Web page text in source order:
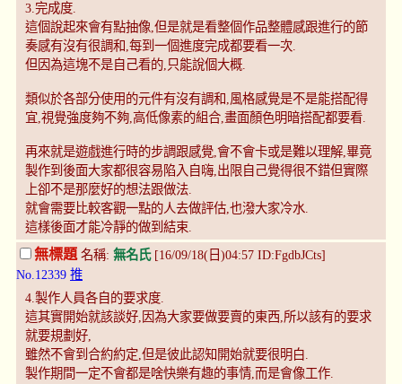
3.完成度.
這個說起來會有點抽像,但是就是看整個作品整體感跟進行的節
奏感有沒有很調和,每到一個進度完成都要看一次.
但因為這塊不是自己看的,只能說個大概.
類似於各部分使用的元件有沒有調和,風格感覺是不是能搭配得
宜,視覺強度夠不夠,高低像素的組合,畫面顏色明暗搭配都要看.
再來就是遊戲進行時的步調跟感覺,會不會卡或是難以理解,畢竟
製作到後面大家都很容易陷入自嗨,出限自己覺得很不錯但實際
上卻不是那麼好的想法跟做法.
就會需要比較客觀一點的人去做評估,也潑大家冷水.
這樣後面才能冷靜的做到結束.
無標題名稱: 無名氏[16/09/18(日)04:57 ID:FgdbJCts]
No.12339 推
4.製作人員各自的要求度.
這其實開始就該談好,因為大家要做要賣的東西,所以該有的要求
就要規劃好,
雖然不會到合約約定,但是彼此認知開始就要很明白.
製作期間一定不會都是啥快樂有趣的事情,而是會像工作.